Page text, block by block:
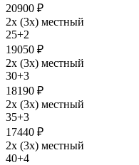
20900 ₽
2х (3х) местный
25+2
19050 ₽
2х (3х) местный
30+3
18190 ₽
2х (3х) местный
35+3
17440 ₽
2х (3х) местный
40+4